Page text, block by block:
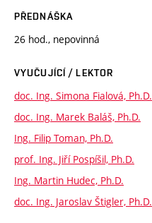
PŘEDNÁŠKA
26 hod., nepovinná
VYUČUJÍCÍ / LEKTOR
doc. Ing. Simona Fialová, Ph.D.
doc. Ing. Marek Baláš, Ph.D.
Ing. Filip Toman, Ph.D.
prof. Ing. Jiří Pospíšil, Ph.D.
Ing. Martin Hudec, Ph.D.
doc. Ing. Jaroslav Štigler, Ph.D.